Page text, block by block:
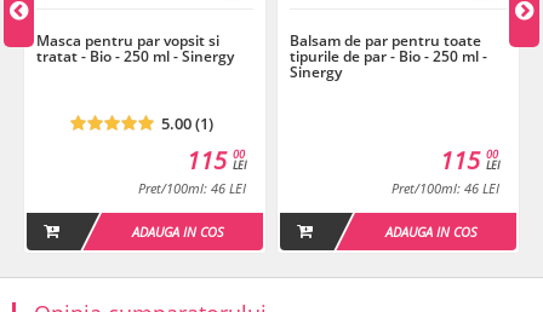
Masca pentru par vopsit si
tratat - Bio - 250 ml - Sinergy
5.00 (1)
00
LEI
115
Pret/100ml: 46 LEI
ADAUGA IN COS
Balsam de par pentru toate
tipurile de par - Bio - 250 ml -
Sinergy
00
LEI
115
Pret/100ml: 46 LEI
ADAUGA IN COS